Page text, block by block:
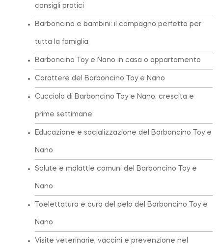
consigli pratici
Barboncino e bambini: il compagno perfetto per
tutta la famiglia
Barboncino Toy e Nano in casa o appartamento
Carattere del Barboncino Toy e Nano
Cucciolo di Barboncino Toy e Nano: crescita e
prime settimane
Educazione e socializzazione del Barboncino Toy e
Nano
Salute e malattie comuni del Barboncino Toy e
Nano
Toelettatura e cura del pelo del Barboncino Toy e
Nano
Visite veterinarie, vaccini e prevenzione nel